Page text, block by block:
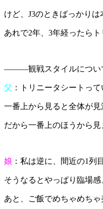
けど、J3のときばっかりは
あれで2年、3年経ったら
―――観戦スタイルについ
父 ：トリニータシートっ
一番上から見ると全体が
だから一番上のほうから見
娘 ：私は逆に、間近の1列
そうなるとやっぱり臨場
あと、ご飯でめちゃめち